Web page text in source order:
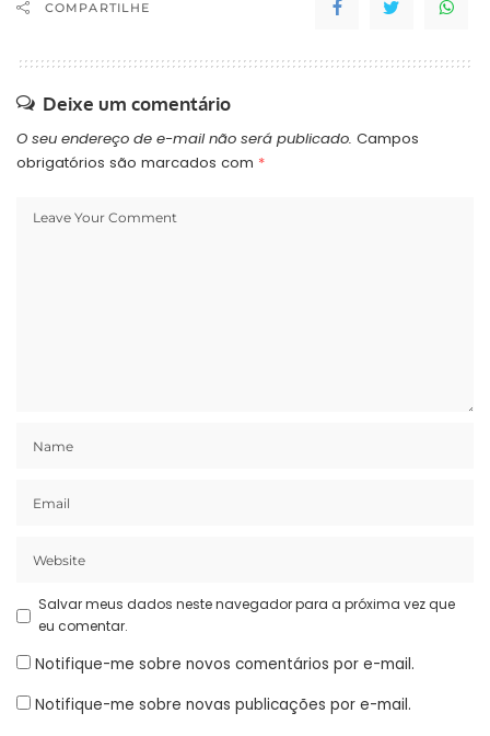
COMPARTILHE
Deixe um comentário
O seu endereço de e-mail não será publicado. Campos
obrigatórios são marcados com *
Salvar meus dados neste navegador para a próxima vez que
eu comentar.
Notifique-me sobre novos comentários por e-mail.
Notifique-me sobre novas publicações por e-mail.